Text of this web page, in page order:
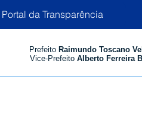
Portal da Transparência
Prefeito Raimundo Toscano
Vice-Prefeito Alberto Ferreira